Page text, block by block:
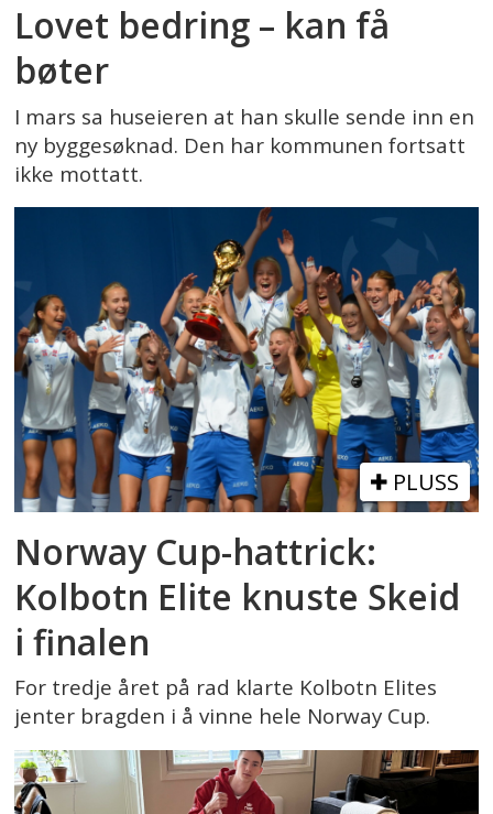
Lovet bedring – kan få
bøter
I mars sa huseieren at han skulle sende inn en
ny byggesøknad. Den har kommunen fortsatt
ikke mottatt.
PLUSS
Norway Cup-hattrick:
Kolbotn Elite knuste Skeid
i finalen
For tredje året på rad klarte Kolbotn Elites
jenter bragden i å vinne hele Norway Cup.